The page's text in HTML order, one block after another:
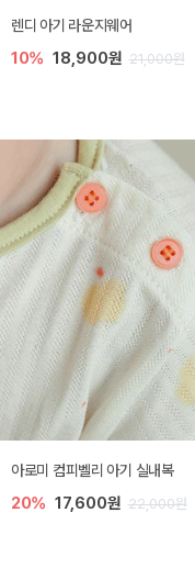
렌디 아기 라운지웨어
10% 18,900원 21,000원
아로미 컴피벨리 아기 실내복
20% 17,600원 22,000원